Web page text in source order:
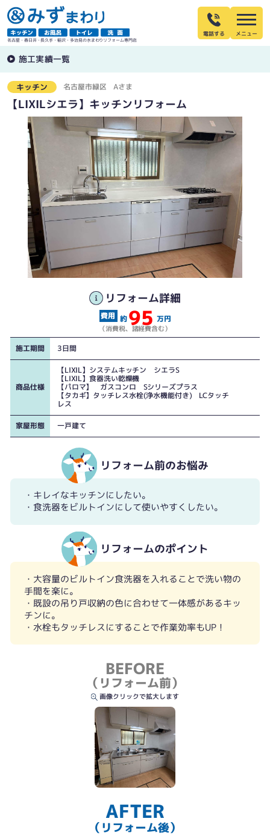
名古屋・春日井・長久手・稲沢・多治見の水まわりリフォーム専門店
電話する
施工実績一覧
キッチン 名古屋市緑区 Aさま
【LIXILシエラ】キッチンリフォーム
リフォーム詳細
約 95 万円
（消費税、諸経費含む）
施工期間 3日間
商品仕様
【LIXIL】システムキッチン シエラS
【LIXIL】食器洗い乾燥機
【パロマ】 ガスコンロ Sシリーズプラス
【タカギ】タッチレス水栓(浄水機能付き) LCタッチ
レス
家屋形態 一戸建て
リフォーム前のお悩み
・キレイなキッチンにしたい。
・食洗器をビルトインにして使いやすくしたい。
リフォームのポイント
・大容量のビルトイン食洗器を入れることで洗い物の
手間を楽に。
・既設の吊り戸収納の色に合わせて一体感があるキッ
チンに。
・水栓もタッチレスにすることで作業効率もUP！
BEFORE
（リフォーム前）
画像クリックで拡大します
AFTER
（リフォーム後）